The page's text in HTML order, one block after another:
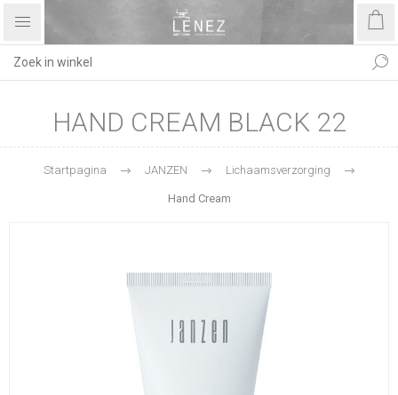
HAND CREAM BLACK 22
Startpagina JANZEN Lichaamsverzorging
Hand Cream